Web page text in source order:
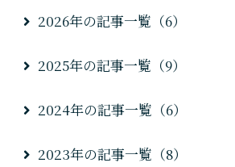
2026年の記事一覧（6）
2025年の記事一覧（9）
2024年の記事一覧（6）
2023年の記事一覧（8）